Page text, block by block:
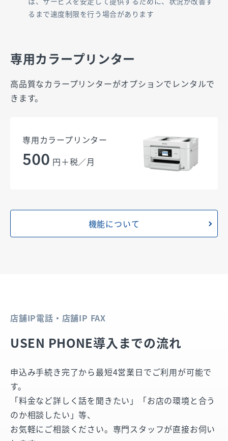
るまで速度制限を行う場合があります
専用カラープリンター
高品質なカラープリンターがオプションでレンタルで
きます。
専用カラープリンター
500 円＋税／月
機能について
店舗IP電話・店舗IP FAX
USEN PHONE導入までの流れ
申込み手続き完了から最短4営業日でご利用が可能で
す。
「料金など詳しく話を聞きたい」「お店の環境と合う
のか相談したい」等、
お気軽にご相談ください。専門スタッフが直接お伺い